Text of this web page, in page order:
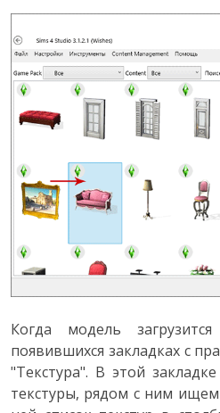
Когда модель
появившихся закладках с
"Текстура". В этой
текстуры, рядом с ним